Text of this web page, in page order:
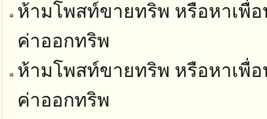
ห้ามโพสท์ขายทริพ หรือหาเพื่
ค่าออกทริพ
ห้ามโพสท์ขายทริพ หรือหาเพื่
ค่าออกทริพ